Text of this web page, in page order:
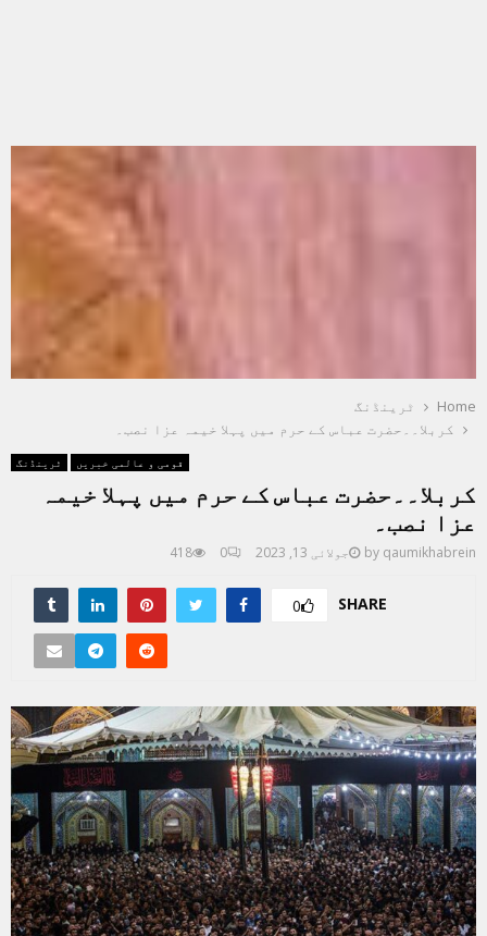
Home
ٹرینڈنگ
کربلا۔۔حضرت عباس کے حرم میں پہلا خیمہ عزا نصب۔
ٹرینڈنگ قومی و عالمی خبریں
کربلا۔۔حضرت عباس کے حرم میں پہلا خیمہ
عزا نصب۔
by qaumikhabrein جولائی 13, 2023 0
418
SHARE
0